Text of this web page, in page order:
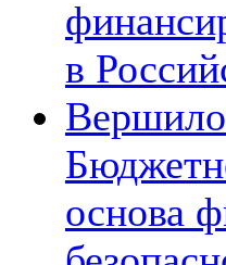
в
основа